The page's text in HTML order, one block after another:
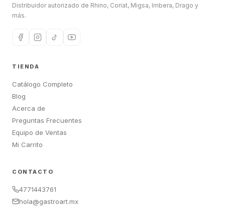
Distribuidor autorizado de Rhino, Coriat, Migsa, Imbera, Drago y
más.
TIENDA
Catálogo Completo
Blog
Acerca de
Preguntas Frecuentes
Equipo de Ventas
Mi Carrito
CONTACTO
4771443761
hola@gastroart.mx